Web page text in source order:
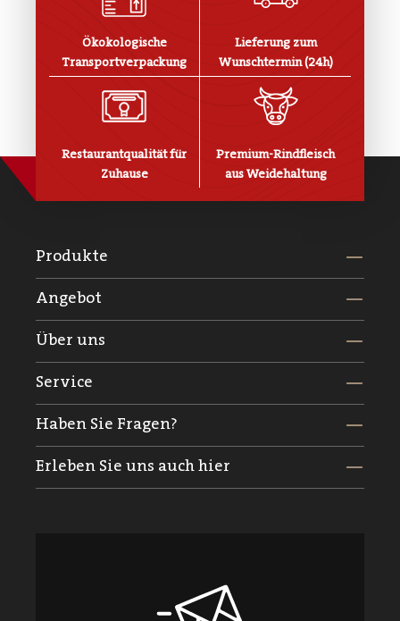
Ökokologische
Transportverpackung
Lieferung zum
Wunschtermin (24h)
Restaurantqualität für
Zuhause
Premium-Rindfleisch
aus Weidehaltung
Produkte
Angebot
Über uns
Service
Haben Sie Fragen?
Erleben Sie uns auch hier